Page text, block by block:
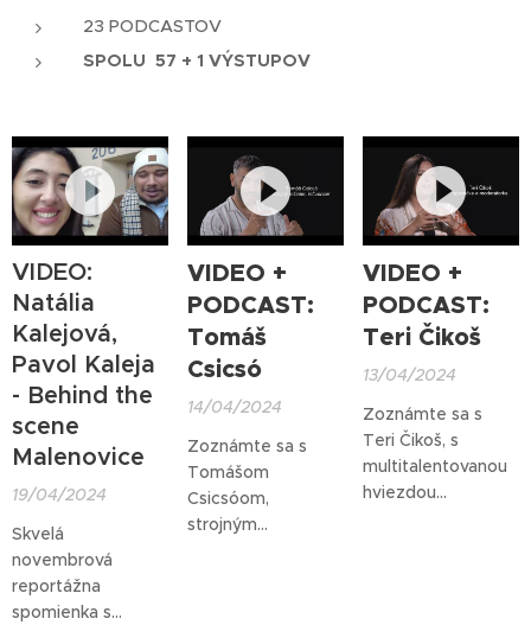
23 PODCASTOV
SPOLU 57 + 1 VÝSTUPOV
VIDEO:
Natália
Kalejová,
Pavol Kaleja
- Behind the
scene
Malenovice
19/04/2024
Skvelá
novembrová
reportážna
spomienka s
VIDEO +
PODCAST:
Tomáš
Csicsó
14/04/2024
Zoznámte sa s
Tomášom
Csicsóom,
strojným
VIDEO +
PODCAST:
Teri Čikoš
13/04/2024
Zoznámte sa s
Teri Čikoš, s
multitalentovanou
hviezdou